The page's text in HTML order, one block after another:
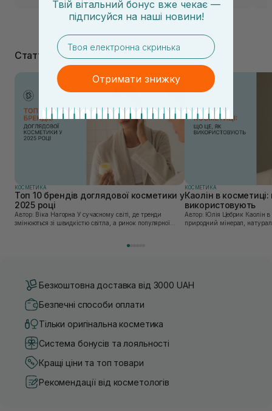
Статті
КОСМЕТИКА
Топ 10 брендів доглядової косметики у
2025 році
Автор: Віка Нагорна У сучасному світі, де тренди
змінюються зі швидкістю світла, а ринок популярної
КОСМЕТИКА
Каолін в
використовують
Автор: Юлія Цебрик Каолін в косметології – це
природний мінерал,
Безкоштовна доставка від 3000 UAH
Безпечні способи оплати
Тільки оригінальна косметика
Система бонусів та лояльності
Кращі ціни та топ товари
Рекомендації від косметологів
Твій вітальний бонус вже чекає —
підписуйся на наші новини!
email
Отримати знижку